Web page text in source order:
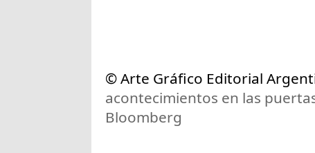
© Arte Gráfico Editorial
acontecimientos en las
Bloomberg